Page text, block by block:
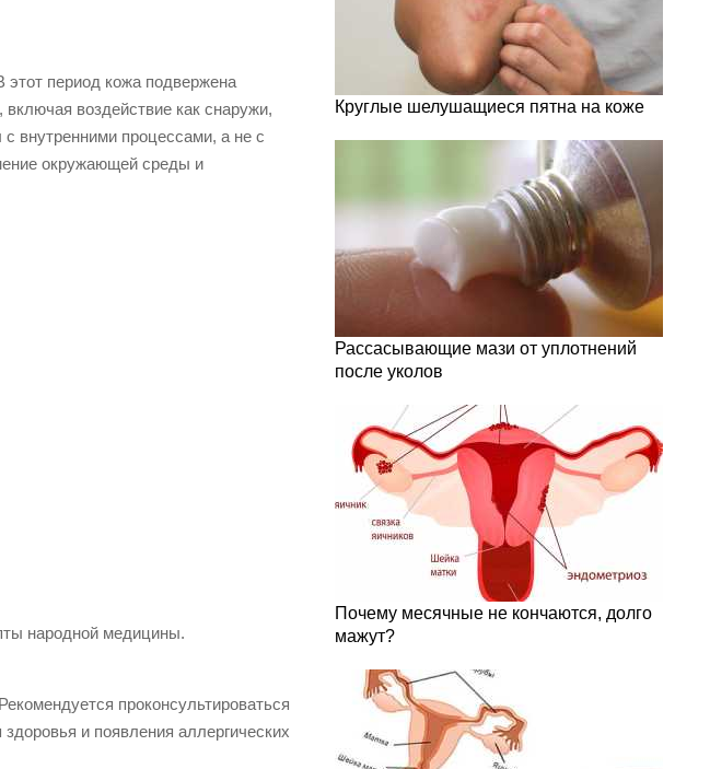
этот период кожа подвержена
воздействие как снаружи,
внутренними процессами, а не с
окружающей среды и
народной медицины.
проконсультироваться
и появления аллергических
Круглые шелушащиеся пятна на коже
Рассасывающие мази от уплотнений
после уколов
Почему месячные не кончаются, долго
мажут?